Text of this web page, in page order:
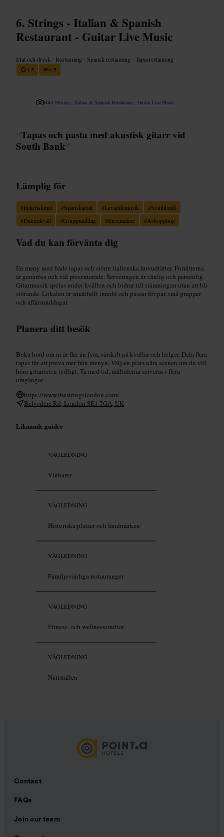
Strings - Italian & Spanish
Restaurant - Guitar Live Music
Mat och dryck • Restaurang • Spansk restaurang •Tapasrestaurang
4,5
4,5
Bild /Strings - Italian & Spanish Restaurant - Guitar Live Music
“Tapas och pasta med akustisk gitarr vid
South Bank”
Lämplig för
#Italienskmat #Spanskamat #Levandemusik #Southbank
#Datumkväll #Gruppmiddag #Ensamätare #Avkoppling
Vad du kan förvänta dig
En meny med både tapas och större italienska huvudrätter. Förrätterna
är generösa och väl presenterade. Serveringen är vänlig och personlig.
Gitarrmusik spelas under kvällen och bidrar till stämningen utan att bli
störande. Lokalen är smakfullt inredd och passar för par, små grupper
och affärsmiddagar.
Planera ditt besök
Boka bord om ni är fler än fyra, särskilt på kvällar och helger. Dela flera
tapas för att prova mer från menyn. Välj en plats nära scenen om du vill
höra gitarristen tydligt. Ta med tid, måltiderna serveras i flera
omgångar.
https://www.thestringslondon.com/
Belvedere Rd, London SE1 7GA, UK
Liknande guider
VÄGLEDNING
Vinbarer
VÄGLEDNING
Historiska platser och landmärken
VÄGLEDNING
Familjevänliga restauranger
VÄGLEDNING
Fitness- och wellnessstudior
VÄGLEDNING
Nattställen
Contact
FAQs
Join our team